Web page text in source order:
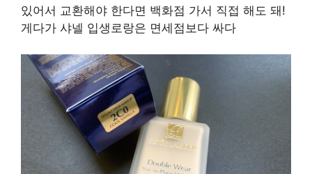
있어서 교환해야 한다면 백화점 가서 직접 해도 돼!
게다가 샤넬 입생로랑은 면세점보다 싸다